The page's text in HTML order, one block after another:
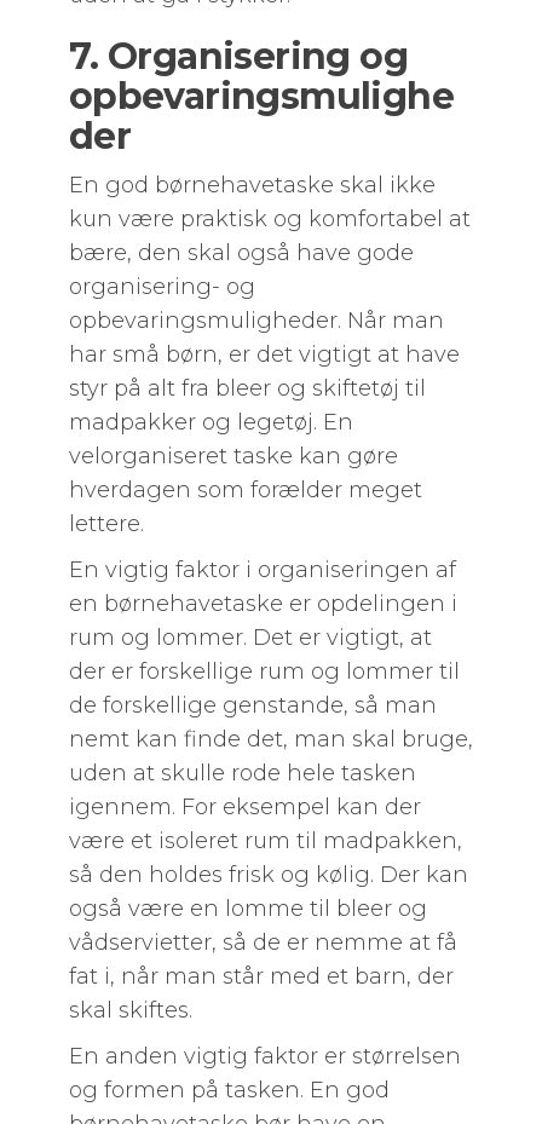
7. Organisering og
opbevaringsmulighe
der
En god børnehavetaske skal ikke
kun være praktisk og komfortabel at
bære, den skal også have gode
organisering- og
opbevaringsmuligheder. Når man
har små børn, er det vigtigt at have
styr på alt fra bleer og skiftetøj til
madpakker og legetøj. En
velorganiseret taske kan gøre
hverdagen som forælder meget
lettere.
En vigtig faktor i organiseringen af
en børnehavetaske er opdelingen i
rum og lommer. Det er vigtigt, at
der er forskellige rum og lommer til
de forskellige genstande, så man
nemt kan finde det, man skal bruge,
uden at skulle rode hele tasken
igennem. For eksempel kan der
være et isoleret rum til madpakken,
så den holdes frisk og kølig. Der kan
også være en lomme til bleer og
vådservietter, så de er nemme at få
fat i, når man står med et barn, der
skal skiftes.
En anden vigtig faktor er størrelsen
og formen på tasken. En god